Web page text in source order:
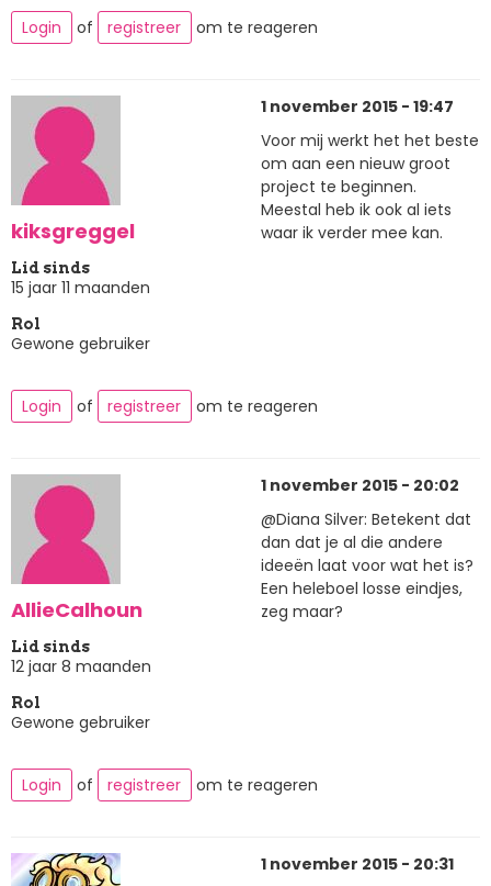
Login
of registreer om te reageren
kiksgreggel
Lid sinds
15 jaar 11 maanden
Rol
Gewone gebruiker
1 november 2015 - 19:47
Voor mij werkt het het beste
om aan een nieuw groot
project te beginnen.
Meestal heb ik ook al iets
waar ik verder mee kan.
Login of registreer om te reageren
AllieCalhoun
Lid sinds
12 jaar 8 maanden
Rol
Gewone gebruiker
1 november 2015 - 20:02
@Diana Silver: Betekent dat
dan dat je al die andere
ideeën laat voor wat het is?
Een heleboel losse eindjes,
zeg maar?
Login of registreer om te reageren
1 november 2015 - 20:31